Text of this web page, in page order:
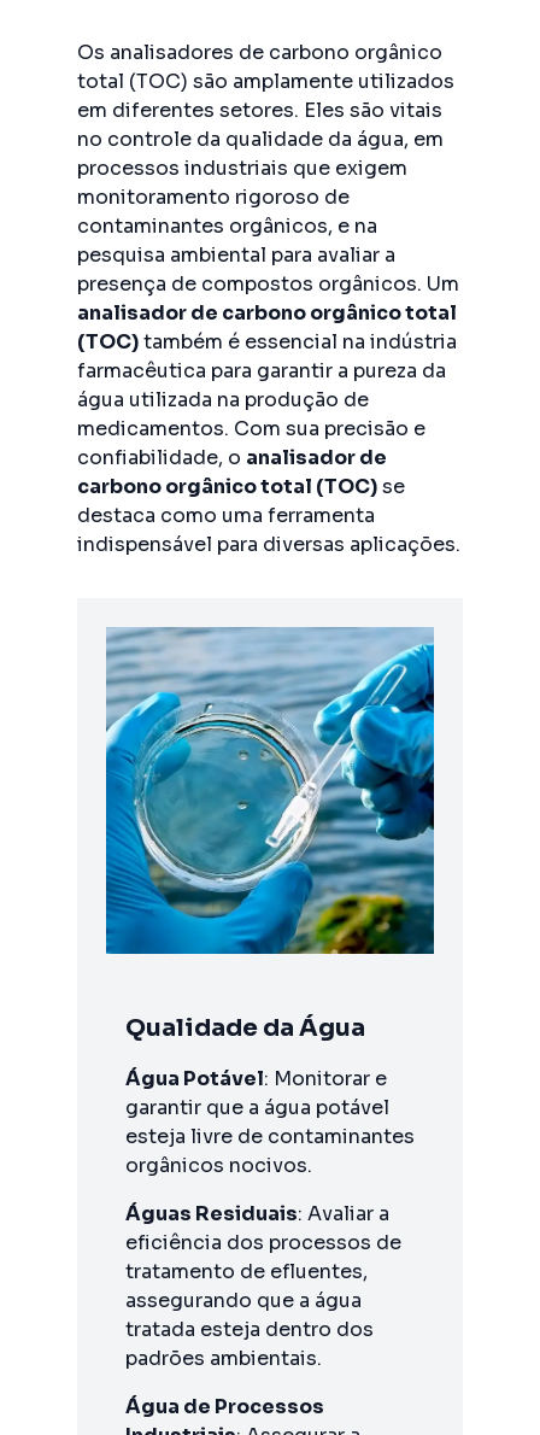
Os analisadores de carbono orgânico
total (TOC) são amplamente utilizados
em diferentes setores. Eles são vitais
no controle da qualidade da água, em
processos industriais que exigem
monitoramento rigoroso de
contaminantes orgânicos, e na
pesquisa ambiental para avaliar a
presença de compostos orgânicos. Um
analisador de carbono orgânico total
(TOC)também é essencial na indústria
farmacêutica para garantir a pureza da
água utilizada na produção de
medicamentos. Com sua precisão e
confiabilidade, o analisador de
carbono orgânico total (TOC)se
destaca como uma ferramenta
indispensável para diversas aplicações.
Qualidade da Água
Água Potável: Monitorar e
garantir que a água potável
esteja livre de contaminantes
orgânicos nocivos.
Águas Residuais: Avaliar a
eficiência dos processos de
tratamento de efluentes,
assegurando que a água
tratada esteja dentro dos
padrões ambientais.
Água de Processos